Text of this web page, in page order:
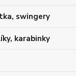
swingery
karabinky